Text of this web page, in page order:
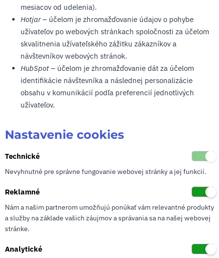
mesiacov od udelenia).
Hotjar– účelom je zhromažďovanie údajov o pohybe
užívateľov po webových stránkach spoločnosti za účelom
skvalitnenia užívateľského zážitku zákazníkov a
návštevníkov webových stránok.
HubSpot – účelom je zhromažďovanie dát za účelom
identifikácie návštevníka a následnej personalizácie
obsahu v komunikácií podľa preferencií jednotlivých
užívateľov.
Nastavenie cookies
Technické
Nevyhnutné pre správne fungovanie webovej stránky a jej funkcií.
Reklamné
Nám a našim partnerom umožňujú ponúkať vám relevantné produkty
a služby na základe vašich záujmov a správania sa na našej webovej
stránke.
Analytické